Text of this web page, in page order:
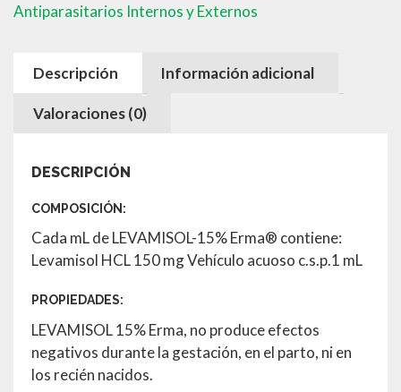
Antiparasitarios Internos y Externos
Descripción Información adicional
Valoraciones (0)
DESCRIPCIÓN
COMPOSICIÓN:
Cada mL de LEVAMISOL-15% Erma® contiene:
Levamisol HCL 150 mg Vehículo acuoso c.s.p.1 mL
PROPIEDADES:
LEVAMISOL 15% Erma, no produce efectos
negativos durante la gestación, en el parto, ni en
los recién nacidos.